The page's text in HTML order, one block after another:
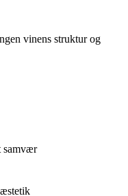
vinens struktur og
samvær